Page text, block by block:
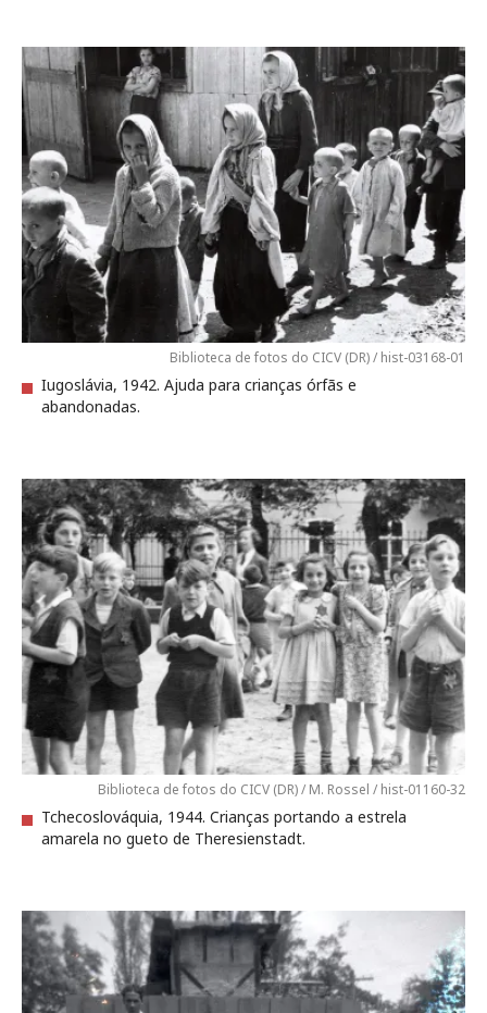
Biblioteca de fotos do CICV (DR) / hist-03168-01
Iugoslávia, 1942. Ajuda para crianças órfãs e
abandonadas.
Biblioteca de fotos do CICV (DR) / M. Rossel / hist-01160-32
Tchecoslováquia, 1944. Crianças portando a estrela
amarela no gueto de Theresienstadt.